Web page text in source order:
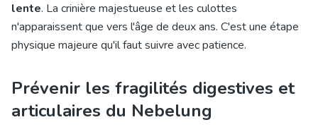
lente. La crinière majestueuse et les culottes
n'apparaissent que vers l'âge de deux ans. C'est une étape
physique majeure qu'il faut suivre avec patience.
Prévenir les fragilités digestives et
articulaires du Nebelung